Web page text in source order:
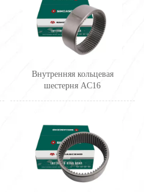
Внутренняя кольцевая
шестерня AC16